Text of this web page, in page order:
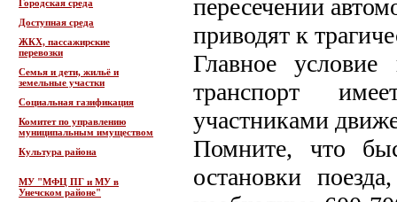
Городская среда
Доступная среда
ЖКХ, пассажирские
перевозки
Семья и дети, жильё и
земельные участки
Социальная газификация
Комитет по управлению
муниципальным имуществом
Культура района
МУ "МФЦ ПГ и МУ в
Унечском районе"
пересечении
приводят к
Главное
транспорт
участниками
Помните, что
остановки